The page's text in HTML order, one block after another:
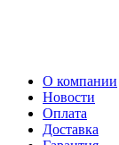
О компании
Новости
Оплата
Доставка